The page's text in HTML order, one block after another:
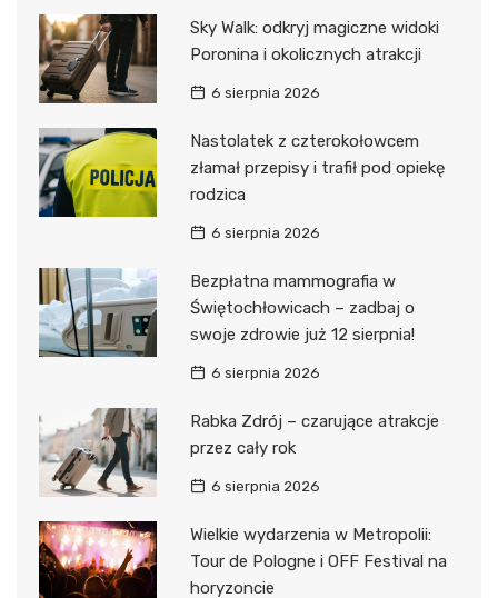
Sky Walk: odkryj magiczne widoki
Poronina i okolicznych atrakcji
6 sierpnia 2026
Nastolatek z czterokołowcem
złamał przepisy i trafił pod opiekę
rodzica
6 sierpnia 2026
Bezpłatna mammografia w
Świętochłowicach – zadbaj o
swoje zdrowie już 12 sierpnia!
6 sierpnia 2026
Rabka Zdrój – czarujące atrakcje
przez cały rok
6 sierpnia 2026
Wielkie wydarzenia w Metropolii:
Tour de Pologne i OFF Festival na
horyzoncie